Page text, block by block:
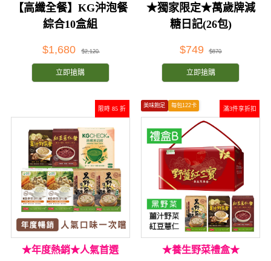
【高纖全餐】KG沖泡餐
綜合10盒組
$1,680 $2,120
立即搶購
★獨家限定★萬歲牌減
糖日記(26包)
$749 $870
立即搶購
限時 85 折
★年度熱銷★人氣首選
滿3件享折扣
美味飽足 每包122卡
★養生野菜禮盒★